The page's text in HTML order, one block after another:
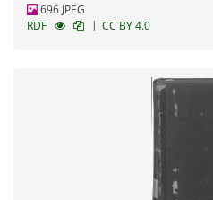
696 JPEG
RDF
| CC BY 4.0